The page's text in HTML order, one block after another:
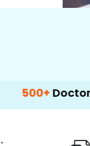
Doctors &
*